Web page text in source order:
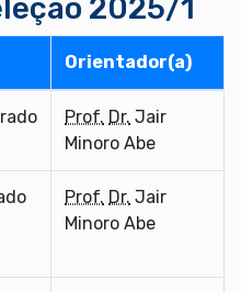
2025/1
Orientador(a)
Prof. Dr. Jair
Minoro Abe
Prof. Dr. Jair
Minoro Abe